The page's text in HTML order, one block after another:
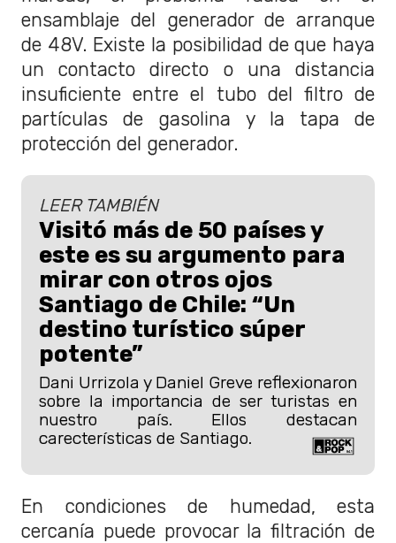
ensamblaje del generador de arranque
de 48V. Existe la posibilidad de que haya
un contacto directo o una distancia
insuficiente entre el tubo del filtro de
partículas de gasolina y la tapa de
protección del generador.
LEER TAMBIÉN
Visitó más de 50 países y
este es su argumento para
mirar con otros ojos
Santiago de Chile: “Un
destino turístico súper
potente”
Dani Urrizola y Daniel Greve reflexionaron
sobre la importancia de ser turistas en
nuestro país. Ellos destacan
carecterísticas de Santiago.
En condiciones de humedad, esta
cercanía puede provocar la filtración de